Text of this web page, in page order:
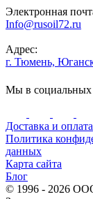
Электронная
Info@rusoil72.ru
Адрес:
г. Тюмень,
Мы в социальных
Доставка и оплата
Политика
данных
Карта сайта
Блог
© 1996 - 2026